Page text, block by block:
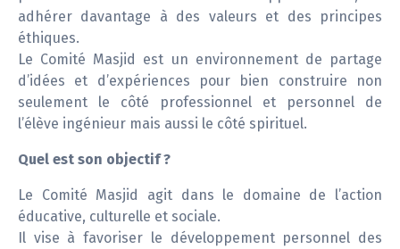
adhérer davantage à des valeurs et des principes
éthiques.
Le Comité Masjid est un environnement de partage
d’idées et d’expériences pour bien construire non
seulement le côté professionnel et personnel de
l’élève ingénieur mais aussi le côté spirituel.
Quel est son objectif ?
Le Comité Masjid agit dans le domaine de l’action
éducative, culturelle et sociale.
Il vise à favoriser le développement personnel des